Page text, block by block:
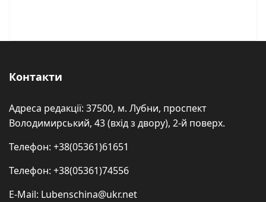
Контакти
Адреса редакції: 37500, м. Лубни, проспект
Володимирський, 43 (вхід з двору), 2-й поверх.
Телефон: +38(05361)61651
Телефон: +38(05361)74556
E-Mail: Lubenschina@ukr.net